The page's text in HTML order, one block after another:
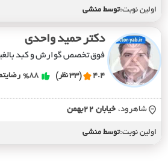
اولین نوبت:توسط منشی
دکتر حمید واحدی
فوق تخصص گوارش و کبد
4.4 (33 نظر) %88
شاهرود، خيابان 22بهمن
اولین نوبت:توسط منشی